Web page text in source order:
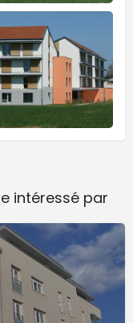
intéressé par